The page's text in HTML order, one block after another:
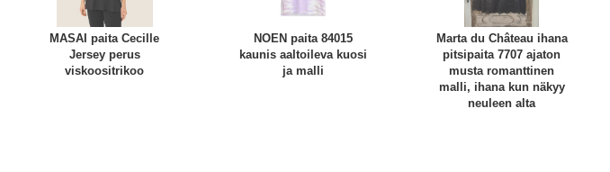
MASAI paita Cecille
Jersey perus
viskoositrikoo
NOEN paita 84015
kaunis aaltoileva kuosi
ja malli
Marta du Château ihana
pitsipaita 7707 ajaton
musta romanttinen
malli, ihana kun näkyy
neuleen alta